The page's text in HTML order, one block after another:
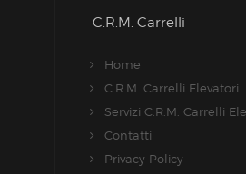
C.R.M. Carrelli
Home
C.R.M. Carrelli Elevatori
Servizi C.R.M. Carrelli
Contatti
Privacy Policy